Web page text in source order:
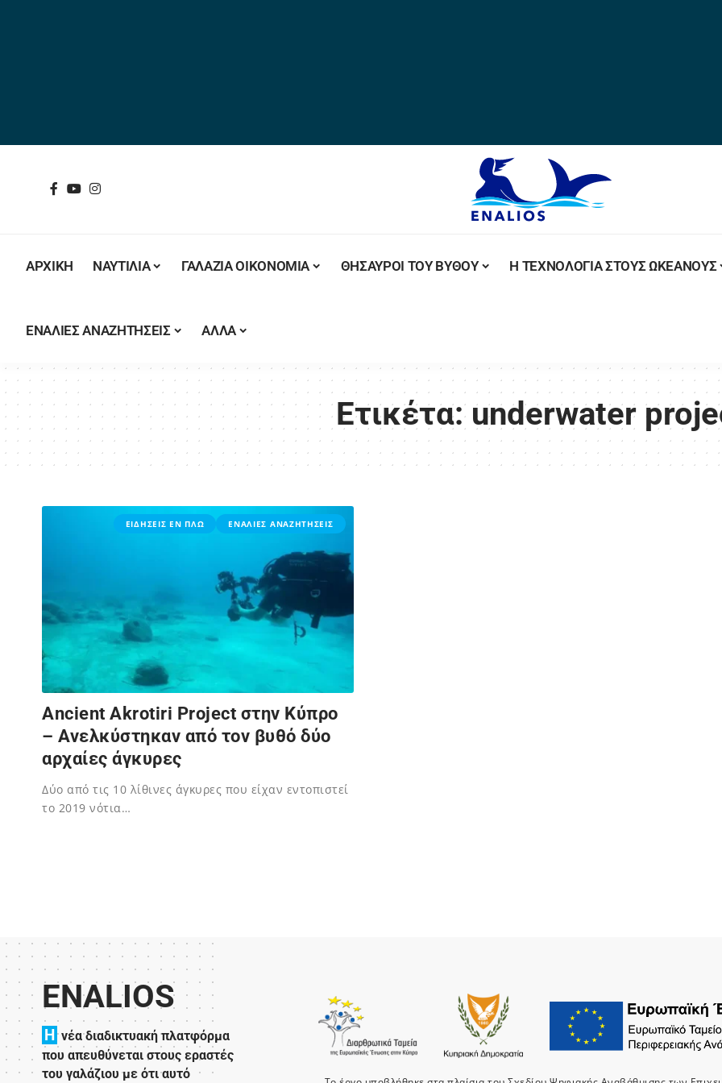
ΑΡΧΙΚΗ ΝΑΥΤΙΛΙΑ ΓΑΛΑΖΙΑ ΟΙΚΟΝΟΜΙΑ ΘΗΣΑΥΡΟΙ ΤΟΥ ΒΥΘΟΥ Η ΤΕΧΝΟΛΟΓΙΑ ΣΤΟΥΣ ΩΚΕΑΝΟΥΣ
ΕΝΑΛΙΕΣ ΑΝΑΖΗΤΗΣΕΙΣ ΑΛΛΑ
Ετικέτα:underwater
ΕΙΔΗΣΕΙΣ ΕΝ ΠΛΩ ΕΝΑΛΙΕΣ ΑΝΑΖΗΤΗΣΕΙΣ
Ancient Akrotiri Project στην Κύπρο
– Ανελκύστηκαν από τον βυθό δύο
αρχαίες άγκυρες
Δύο από τις 10 λίθινες άγκυρες που είχαν εντοπιστεί
το 2019 νότια…
ENALIOS
H νέα διαδικτυακή πλατφόρμα
που απευθύνεται στους εραστές
του γαλάζιου με ότι αυτό